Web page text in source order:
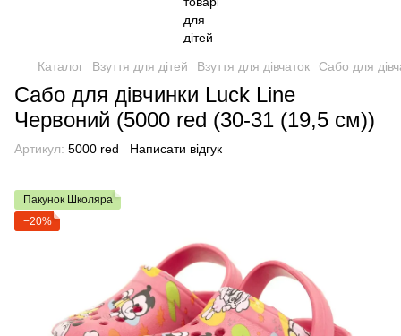
Каталог Взуття для дітей Взуття для дівчаток Сабо для
Сабо для дівчинки Luck Line
Червоний (5000 red (30-31 (19,5 см))
Артикул: 5000 red Написати відгук
Пакунок Школяра
−20%